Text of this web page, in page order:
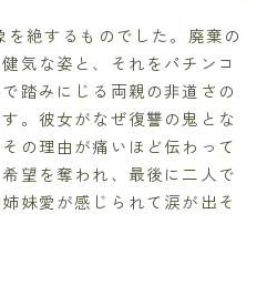
を絶するものでした。廃棄の
気な姿と、それをパチンコ
踏みにじる両親の非道さの
。彼女がなぜ復讐の鬼とな
の理由が痛いほど伝わって
望を奪われ、最後に二人で
妹愛が感じられて涙が出そ